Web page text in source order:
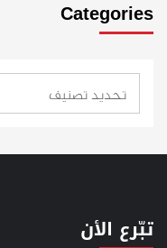
Categories
تبّرع الأن